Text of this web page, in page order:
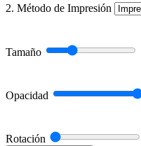
2. Método de Impresión
Tamaño
Opacidad
Rotación